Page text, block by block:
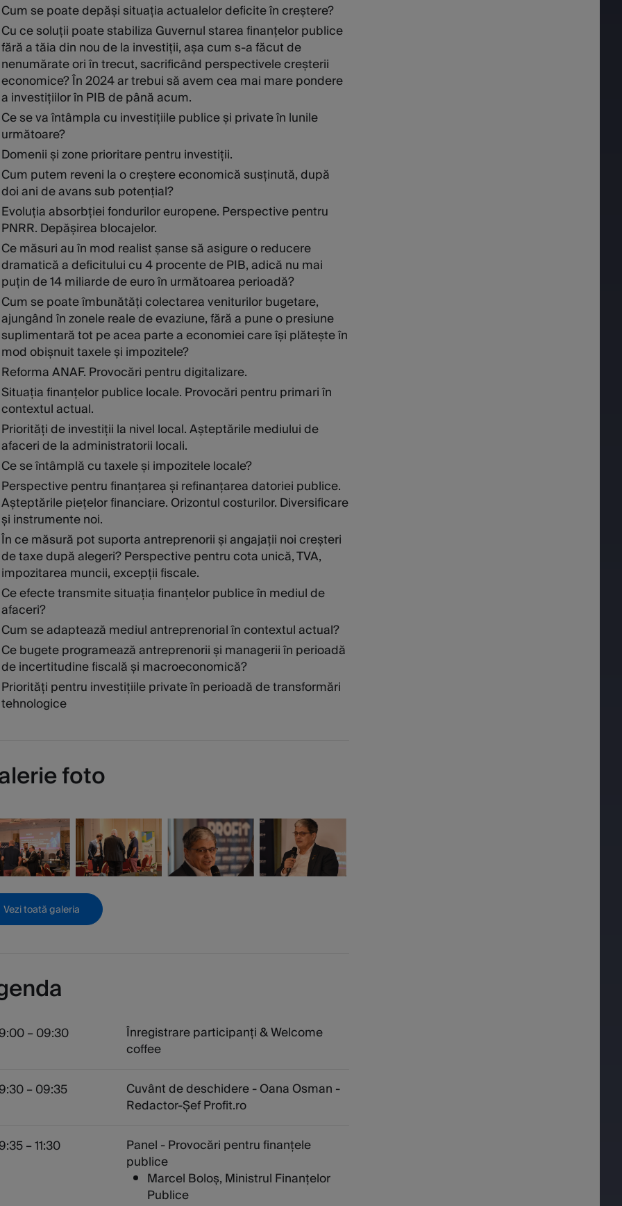
Cum se poate depăși situația actualelor deficite în creștere?
Cu ce soluții poate stabiliza Guvernul starea finanțelor publice
fără a tăia din nou de la investiții, așa cum s-a făcut de
nenumărate ori în trecut, sacrificând perspectivele creșterii
economice? În 2024 ar trebui să avem cea mai mare pondere
a investițiilor în PIB de până acum.
Ce se va întâmpla cu investițiile publice și private în lunile
următoare?
Domenii și zone prioritare pentru investiții.
Cum putem reveni la o creștere economică susținută, după
doi ani de avans sub potențial?
Evoluția absorbției fondurilor europene. Perspective pentru
PNRR. Depășirea blocajelor.
Ce măsuri au în mod realist șanse să asigure o reducere
dramatică a deficitului cu 4 procente de PIB, adică nu mai
puțin de 14 miliarde de euro în următoarea perioadă?
Cum se poate îmbunătăți colectarea veniturilor bugetare,
ajungând în zonele reale de evaziune, fără a pune o presiune
suplimentară tot pe acea parte a economiei care își plătește în
mod obișnuit taxele și impozitele?
Reforma ANAF. Provocări pentru digitalizare.
Situația finanțelor publice locale. Provocări pentru primari în
contextul actual.
Priorități de investiții la nivel local. Așteptările mediului de
afaceri de la administratorii locali.
Ce se întâmplă cu taxele și impozitele locale?
Perspective pentru finanțarea și refinanțarea datoriei publice.
Așteptările piețelor financiare. Orizontul costurilor. Diversificare
și instrumente noi.
În ce măsură pot suporta antreprenorii și angajații noi creșteri
de taxe după alegeri? Perspective pentru cota unică, TVA,
impozitarea muncii, excepții fiscale.
Ce efecte transmite situația finanțelor publice în mediul de
afaceri?
Cum se adaptează mediul antreprenorial în contextul actual?
Ce bugete programează antreprenorii și managerii în perioadă
de incertitudine fiscală și macroeconomică?
Priorități pentru investițiile private în perioadă de transformări
tehnologice
foto
Vezi toată galeria
– 09:30
Înregistrare participanți & Welcome
coffee
– 09:35
Cuvânt de deschidere - Oana Osman -
Redactor-Șef Profit.ro
– 11:30
Panel - Provocări pentru finanțele
publice
Marcel Boloș, Ministrul Finanțelor
Publice